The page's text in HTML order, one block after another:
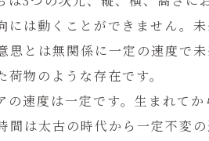
には動くことができません。
思とは無関係に一定の速度で
物のような存在です。
の速度は一定です。生まれて
間は太古の時代から一定不変